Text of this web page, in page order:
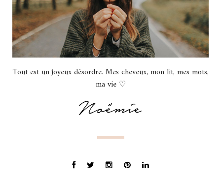
Tout est un joyeux désordre. Mes cheveux, mon lit, mes mots,
ma vie ♡